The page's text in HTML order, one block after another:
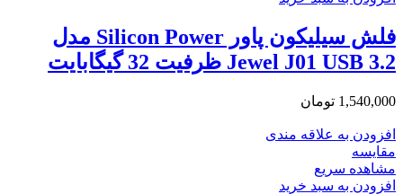
فلش سیلیکون پاور Silicon Power مدل
Jewel J01 USB 3.2 ظرفیت 32 گیگابایت
1,540,000 تومان
افزودن به علاقه مندی
مقایسه
مشاهده سریع
افزودن به سبد خرید